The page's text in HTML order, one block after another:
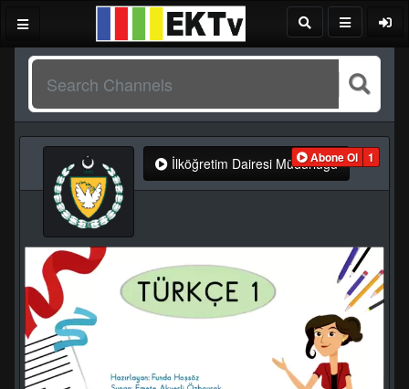
İlköğretim Dairesi Müdürlüğü
Abone Ol 1